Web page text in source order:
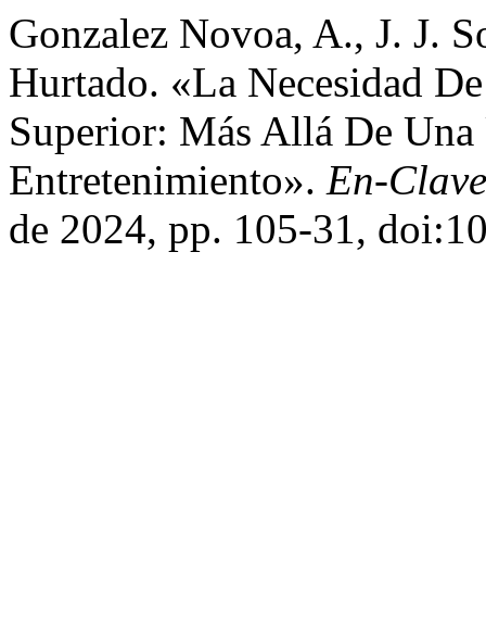
Gonzalez Novoa, A., J. J.
Hurtado. «La Necesidad
Superior: Más Allá De
Entretenimiento». En-
de 2024, pp. 105-31,